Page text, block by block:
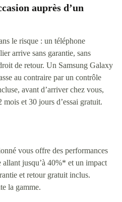
auprès d’un
le risque : un téléphone
arrive sans garantie, sans
de retour. Un Samsung Galaxy
au contraire par un contrôle
avant d’arriver chez vous,
et 30 jours d’essai gratuit.
vous offre des performances
allant jusqu’à 40%* et un impact
et retour gratuit inclus.
la gamme.